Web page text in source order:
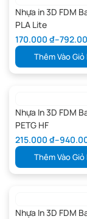
Nhựa in 3D FDM
PLA Lite
170.000 ₫–
Thêm Vào Giỏ
Nhựa In 3D FDM
PETG HF
215.000 ₫–
Thêm Vào Giỏ
Nhựa In 3D FDM